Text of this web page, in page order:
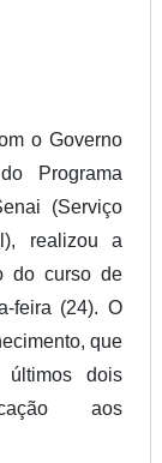
o Governo
Programa
(Serviço
realizou a
do curso de
feira (24). O
que
últimos dois
aos